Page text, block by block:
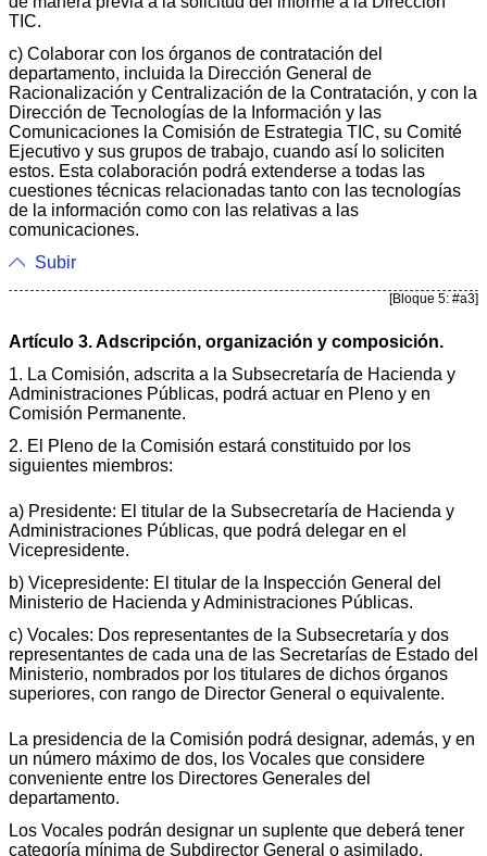
TIC.
c) Colaborar con los órganos de contratación del
departamento, incluida la Dirección General de
Racionalización y Centralización de la Contratación, y con la
Dirección de Tecnologías de la Información y las
Comunicaciones la Comisión de Estrategia TIC, su Comité
Ejecutivo y sus grupos de trabajo, cuando así lo soliciten
estos. Esta colaboración podrá extenderse a todas las
cuestiones técnicas relacionadas tanto con las tecnologías
de la información como con las relativas a las
comunicaciones.
Subir
[Bloque 5: #a3]
Artículo 3. Adscripción, organización y composición.
1. La Comisión, adscrita a la Subsecretaría de Hacienda y
Administraciones Públicas, podrá actuar en Pleno y en
Comisión Permanente.
2. El Pleno de la Comisión estará constituido por los
siguientes miembros:
a) Presidente: El titular de la Subsecretaría de Hacienda y
Administraciones Públicas, que podrá delegar en el
Vicepresidente.
b) Vicepresidente: El titular de la Inspección General del
Ministerio de Hacienda y Administraciones Públicas.
c) Vocales: Dos representantes de la Subsecretaría y dos
representantes de cada una de las Secretarías de Estado del
Ministerio, nombrados por los titulares de dichos órganos
superiores, con rango de Director General o equivalente.
La presidencia de la Comisión podrá designar, además, y en
un número máximo de dos, los Vocales que considere
conveniente entre los Directores Generales del
departamento.
Los Vocales podrán designar un suplente que deberá tener
categoría mínima de Subdirector General o asimilado.